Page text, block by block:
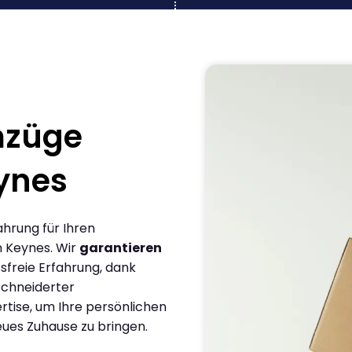
für Ihren
Wir garantieren
Erfahrung, dank
um Ihre persönlichen
Zuhause zu bringen.